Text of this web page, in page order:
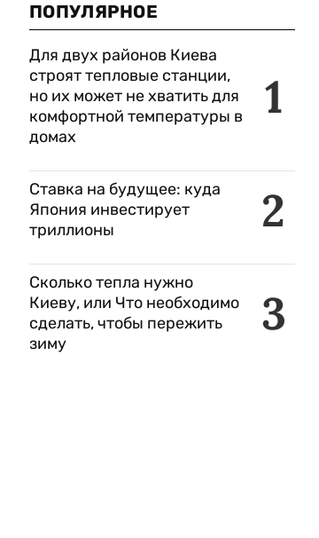
ПОПУЛЯРНОЕ
1
Для двух районов Киева
строят тепловые станции,
но их может не хватить для
комфортной температуры в
домах
2
Ставка на будущее: куда
Япония инвестирует
триллионы
3
Сколько тепла нужно
Киеву, или Что необходимо
сделать, чтобы пережить
зиму